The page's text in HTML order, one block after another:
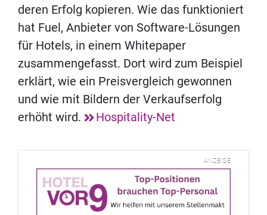
deren Erfolg kopieren. Wie das funktioniert
hat Fuel, Anbieter von Software-Lösungen
für Hotels, in einem Whitepaper
zusammengefasst. Dort wird zum Beispiel
erklärt, wie ein Preisvergleich gewonnen
und wie mit Bildern der Verkaufserfolg
erhöht wird.
Hospitality-Net
ANZEIGE